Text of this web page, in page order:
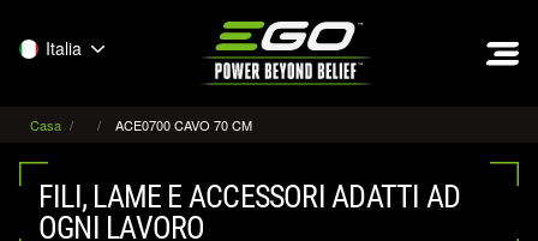
Italia
Casa ACE0700 CAVO 70 CM
FILI, LAME E ACCESSORI ADATTI AD
OGNI LAVORO